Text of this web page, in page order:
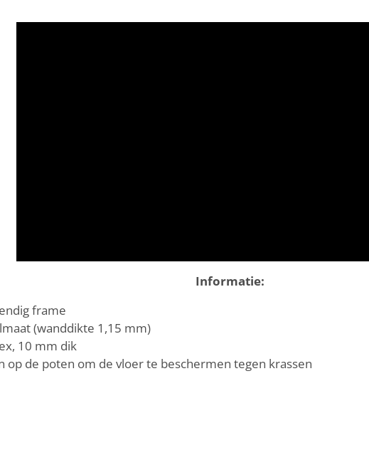
Informatie:
frame
(wanddikte 1,15 mm)
10 mm dik
op de poten om de vloer te beschermen tegen krassen